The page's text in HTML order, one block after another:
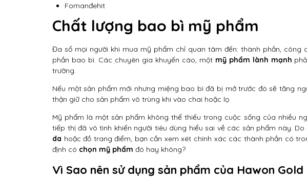
Fomanđehit
Chất lượng bao bì mỹ phẩm
Đa số mọi người khi mua mỹ phẩm chỉ quan tâm đến: thành phần, công
phần bao bì. Các chuyên gia khuyến cáo, một mỹ phẩm lành mạnh
trường.
Nếu một sản phẩm mới nhưng miệng bao bì đã bị mở trước đó sẽ tăng
thận giữ cho sản phẩm vô trùng khi vào chai hoặc lọ.
Mỹ phẩm là một sản phẩm không thể thiếu trong cuộc sống của nhiều
tiếp thị đã vô tình khiến người tiêu dùng hiểu sai về các sản phẩm này.
da hoặc đồ trang điểm, bạn cần xem xét chính xác các thành phần có
định có chọn mỹ phẩm đó hay không?
Vì Sao nên sử dụng sản phẩm của Hawon Gold